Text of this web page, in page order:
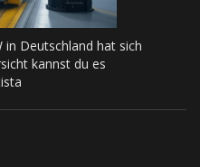
in Deutschland hat sich
kannst du es